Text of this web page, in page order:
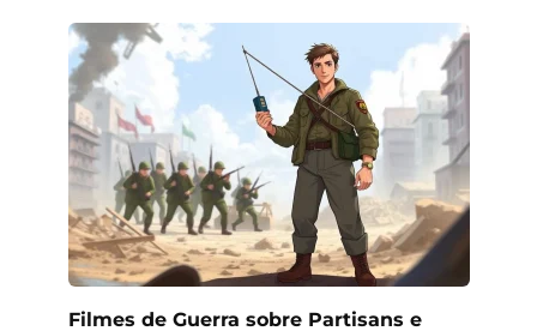
Filmes de Guerra sobre Partisans e